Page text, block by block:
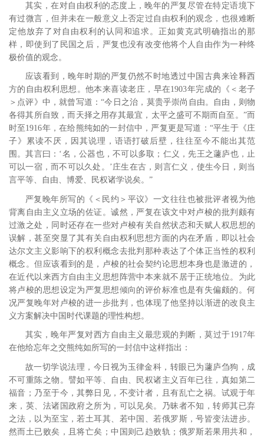
其实，在对自由权利的态度上，晚年的严复尽管在特定语境下
有过微言，但并未在一般意义上否定过自由权利的观念，也很难断
定他放弃了对自由权利的认同和追求。正如黄克武明确指出的那
样，即使到了民国之后，严复也没有改变他将个人自由作为一种终
极价值的观念。
应该看到，晚年时期的严复仍然不时地透过中国古典来诠释西
方的自由权利思想。他本来喜读老庄，早在1903年完成的《＜老子
＞点评》中，就曾写道：“今日之治，莫贵乎崇尚自由。自由，则物
各得其所自致，而天择之用存其最宜，太平之盛可不期而自至。”而
时至1916年，在给熊纯如的一封信中，严复更是写道：“平生于《庄
子》累读不厌，因其说理，语语打破后壁，往往至今不能出其范
围。其言曰：‘名，公器也，不可以多取；仁义，先王之蘧庐也，止
可以一宿，而不可以久处。’庄生在古，则言仁义，使生今日，则当
言平等、自由、博爱、民权诸学说矣。”
严复晚年所写的《＜民约＞平议》一文往往也被批评者视为他
背离自由主义立场的佐证。诚然，严复在该文中对卢梭的批判颇有
过激之处，同时还存在一些对卢梭有关自然状态和天赋人权思想的
误解，甚至突显了其有关自由权利思想方面的内在矛盾，即以社会
达尔文主义影响下的权利概念去批判那种表达了个体正当性的权利
概念。但应该看到的是，卢梭的社会契约论思想本身也是激进的，
在近代以来西方自由主义思想阵营中本来就不居于正统地位。 为此
将卢梭的思想设定为严复思想倾向的评价标准也是有失偏颇的。何
况严复晚年对卢梭的进一步批判，也体现了他坚持以渐进的改良主
义方案解决中国时代课题的理性构想。
其实，晚年严复对西方自由主义最悲观的判断，莫过于1917年
在他给忘年之交熊纯如所写的一封信中这样指出：
故一切学说法理，今日视为玉律金科，转眼已为蘧庐刍狗，成
不可重陈之物。譬如平等、自由、民权诸主义百年已往，真如第二
福音；乃至于今，其弊日见，不变计者，且有乱亡之祸。试观于年
来，英、法诸国政府之所为，可以见矣。乃昧者不知，转师其已弃
之法，以为至宝，若土耳其、若中国、若俄罗斯，号皆变法进步。
然而土已败矣，且将亡矣；中国则己趋败轨；俄罗斯若果用共和，